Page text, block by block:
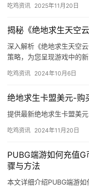
吃鸡资讯 2025年11月20日
揭秘《绝地求生天空
深入解析《绝地求生天空
策略，为您呈现游戏中的新
吃鸡资讯 2024年10月6日
绝地求生卡盟美元-购
提供最新绝地求生卡盟美
吃鸡资讯 2024年11月20日
PUBG端游如何充值
骤与方法
本文详细介绍PUBG端游如